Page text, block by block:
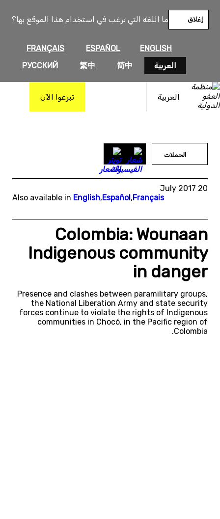
ما اللغة التي ترغب في استخدام هذا الموقع بها؟
ENGLISH
ESPAÑOL
FRANÇAIS
العربية
简中
繁中
РУССКИЙ
إغلاق
العربية تبرعوا الآن
المحتوى
الحملات
20 July 2017
Also available in English,Español,Français
Colombia: Wounaan
Indigenous community
in danger
Presence and clashes between paramilitary groups,
the National Liberation Army and state security
forces continue to violate the rights of Indigenous
communities in Chocó, in the Pacific region of
Colombia.